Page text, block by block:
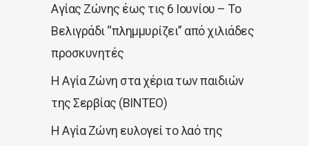
Αγίας Ζώνης έως τις 6 Ιουνίου – Το
Βελιγράδι “πλημμυρίζει” από χιλιάδες
προσκυνητές
Η Αγία Ζώνη στα χέρια των παιδιών
της Σερβίας (ΒΙΝΤΕΟ)
Η Αγία Ζώνη ευλογεί το λαό της